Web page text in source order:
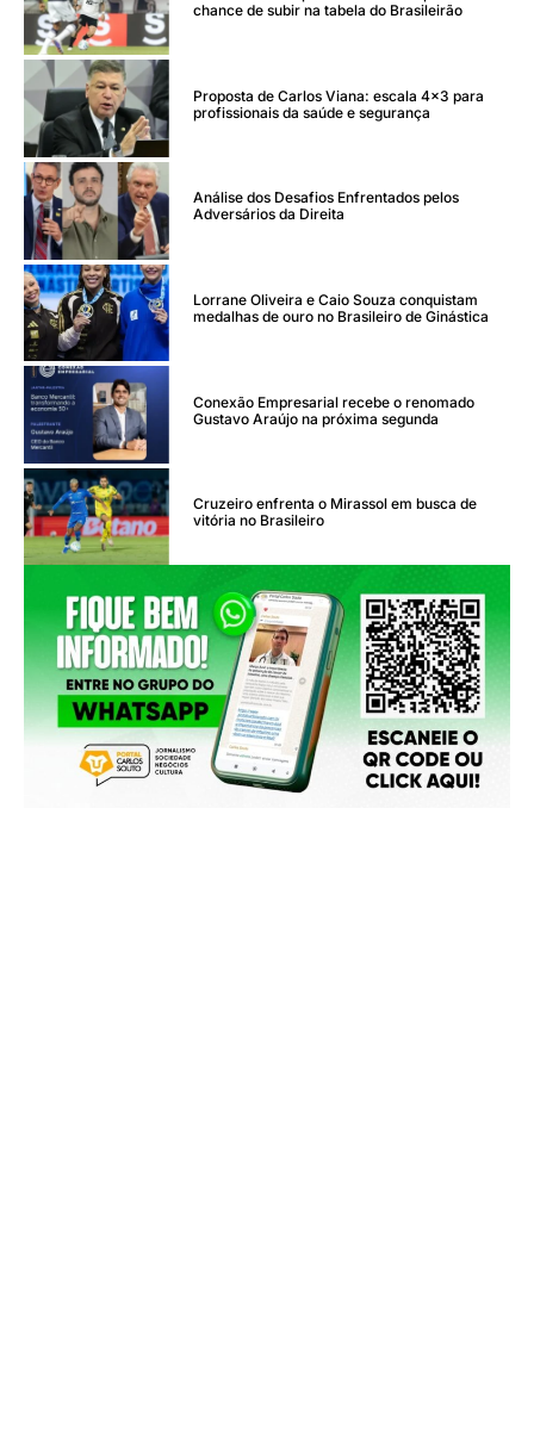
chance de subir na tabela do Brasileirão
Proposta de Carlos Viana: escala 4×3 para
profissionais da saúde e segurança
Análise dos Desafios Enfrentados pelos
Adversários da Direita
Lorrane Oliveira e Caio Souza conquistam
medalhas de ouro no Brasileiro de Ginástica
Conexão Empresarial recebe o renomado
Gustavo Araújo na próxima segunda
Cruzeiro enfrenta o Mirassol em busca de
vitória no Brasileiro